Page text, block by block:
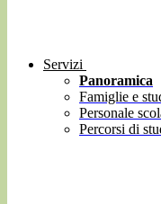
Servizi
Panoramica
Famiglie e
Personale
Percorsi di